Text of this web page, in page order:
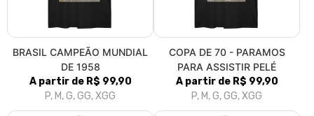
BRASIL CAMPEÃO MUNDIAL
DE 1958
A partir de R$ 99,90
P, M, G, GG, XGG
COPA DE 70 - PARAMOS
PARA ASSISTIR PELÉ
A partir de R$ 99,90
P, M, G, GG, XGG